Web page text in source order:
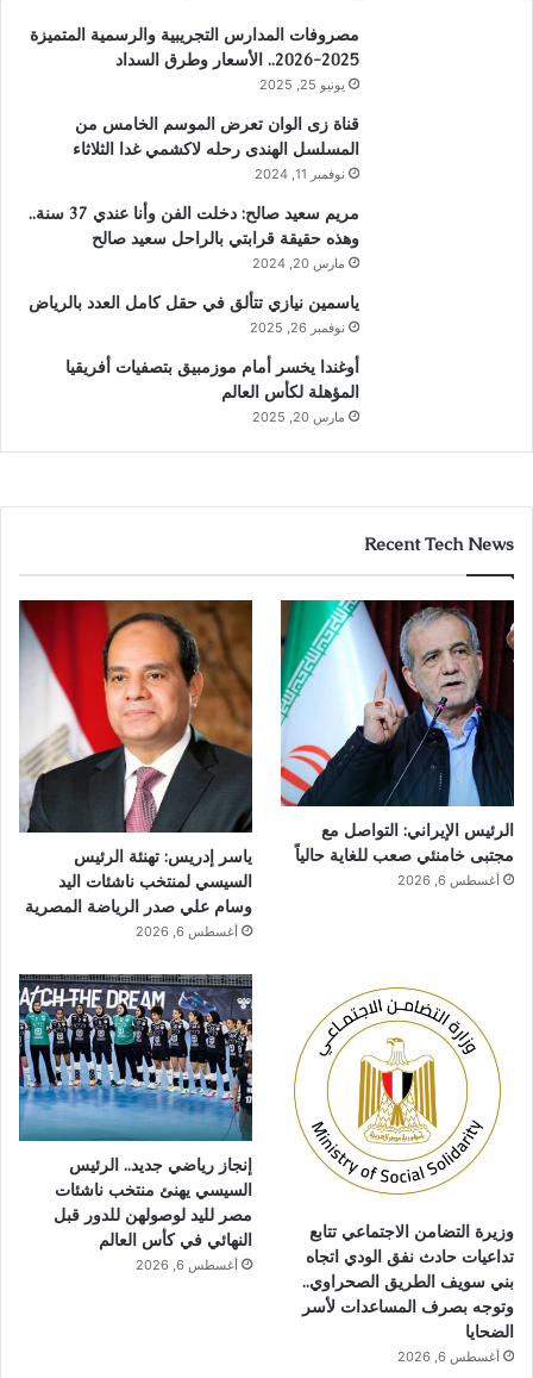
مصروفات المدارس التجريبية والرسمية المتميزة
2025-2026.. الأسعار وطرق السداد
يونيو 25, 2025
قناة زى الوان تعرض الموسم الخامس من
المسلسل الهندى رحله لاكشمي غدا الثلاثاء
نوفمبر 11, 2024
مريم سعيد صالح: دخلت الفن وأنا عندي 37 سنة..
وهذه حقيقة قرابتي بالراحل سعيد صالح
مارس 20, 2024
ياسمين نيازي تتألق في حقل كامل العدد بالرياض
نوفمبر 26, 2025
أوغندا يخسر أمام موزمبيق بتصفيات أفريقيا
المؤهلة لكأس العالم
مارس 20, 2025
Recent Tech News
الرئيس الإيراني: التواصل مع
مجتبى خامنئي صعب للغاية حالياً
أغسطس 6, 2026
ياسر إدريس: تهنئة الرئيس
السيسي لمنتخب ناشئات اليد
وسام علي صدر الرياضة المصرية
أغسطس 6, 2026
وزيرة التضامن الاجتماعي تتابع
تداعيات حادث نفق الودي اتجاه
بني سويف الطريق الصحراوي..
وتوجه بصرف المساعدات لأسر
الضحايا
أغسطس 6, 2026
إنجاز رياضي جديد.. الرئيس
السيسي يهنئ منتخب ناشئات
مصر لليد لوصولهن للدور قبل
النهائي في كأس العالم
أغسطس 6, 2026